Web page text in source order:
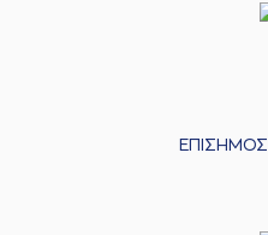
ΕΠΙΣΗΜΟΣ